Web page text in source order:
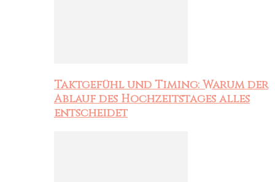
Taktgefühl und Timing: Warum der
Ablauf des Hochzeitstages alles
entscheidet